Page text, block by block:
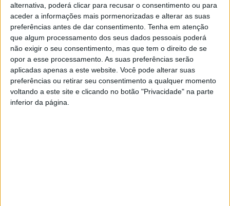
alternativa, poderá clicar para recusar o consentimento ou para
aceder a informações mais pormenorizadas e alterar as suas
preferências antes de dar consentimento. Tenha em atenção
que algum processamento dos seus dados pessoais poderá
não exigir o seu consentimento, mas que tem o direito de se
opor a esse processamento. As suas preferências serão
aplicadas apenas a este website. Você pode alterar suas
preferências ou retirar seu consentimento a qualquer momento
voltando a este site e clicando no botão "Privacidade" na parte
inferior da página.
objetivos era, precisamente, acabar com as turmas
mistas”.